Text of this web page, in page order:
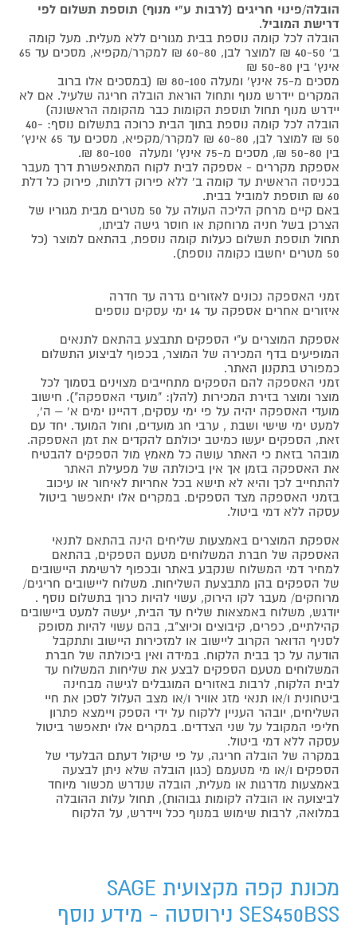
הובלה/פינוי חריגים (לרבות ע"י מנוף) תוספת תשלום לפי
דרישת המוביל.
הובלה לכל קומה נוספת בבית מגורים ללא מעלית. מעל קומה
ב' 40-50 ₪ למוצר לבן, 60-80 ₪ למקרר/מקפיא, מסכים עד 65
אינץ' בין 50-80 ₪
מסכים מ-75 אינץ' ומעלה 80-100 ₪ (במסכים אלו ברוב
המקרים יידרש מנוף ותחול הוראת הובלה חריגה שלעיל. אם לא
יידרש מנוף תחול תוספת הקומות כבר מהקומה הראשונה)
הובלה לכל קומה נוספת בתוך הבית כרוכה בתשלום נוסף: 40-
50 ₪ למוצר לבן, 60-80 ₪ למקרר/מקפיא, מסכים עד 65 אינץ'
בין 50-80 ₪, מסכים מ-75 אינץ' ומעלה 80-100 ₪.
אספקת מקררים - אספקה לבית לקוח המתאפשרת דרך מעבר
בכניסה הראשית עד קומה ב' ללא פירוק דלתות, פירוק כל דלת
60 ₪ תוספת למוביל בבית.
באם קיים מרחק הליכה העולה על 50 מטרים מבית מגוריו של
הצרכן בשל חניה מרוחקת או חוסר גישה לביתו,
תחול תוספת תשלום כעלות קומה נוספת, בהתאם למוצר (כל
50 מטרים יחשבו כקומה נוספת).
זמני האספקה נכונים לאזורים גדרה עד חדרה
איזורים אחרים אספקה עד 14 ימי עסקים נוספים
אספקת המוצרים ע"י הספקים תתבצע בהתאם לתנאים
המופיעים בדף המכירה של המוצר, בכפוף לביצוע התשלום
כמפורט בתקנון האתר.
זמני האספקה להם הספקים מתחייבים מצוינים בסמוך לכל
מוצר ומוצר בזירת המכירות (להלן: "מועדי האספקה"). חישוב
מועדי האספקה יהיה על פי ימי עסקים, דהיינו ימים א' – ה',
למעט ימי שישי ושבת , ערבי חג מועדים, וחול המועד. יחד עם
זאת, הספקים יעשו כמיטב יכולתם להקדים את זמן האספקה.
מובהר בזאת כי האתר עושה כל מאמץ מול הספקים להבטיח
את האספקה בזמן אך אין ביכולתה של מפעילת האתר
להתחייב לכך והיא לא תישא בכל אחריות לאיחור או עיכוב
בזמני האספקה מצד הספקים. במקרים אלו יתאפשר ביטול
עסקה ללא דמי ביטול.
אספקת המוצרים באמצעות שליחים הינה בהתאם לתנאי
האספקה של חברת המשלוחים מטעם הספקים, בהתאם
למחיר דמי המשלוח שנקבע באתר ובכפוף לרשימת היישובים
של הספקים בהן מתבצעת השליחות. משלוח ליישובים חריגים/
מרוחקים/ מעבר לקו הירוק, עשוי להיות כרוך בתשלום נוסף .
יודגש, משלוח באמצאות שליח עד הבית, יעשה למעט ביישובים
קהילתיים, כפרים, קיבוצים וכיוצ"ב, בהם עשוי להיות מסופק
לסניף הדואר הקרוב ליישוב או למזכירות היישוב ותתקבל
הודעה על כך בבית הלקוח. במידה ואין ביכולתה של חברת
המשלוחים מטעם הספקים לבצע את שליחות המשלוח עד
לבית הלקוח, לרבות באזורים המוגבלים לגישה מבחינה
ביטחונית ו/או תנאי מזג אוויר ו/או מצב העלול לסכן את חיי
השליחים, יובהר העניין ללקוח על ידי הספק ויימצא פתרון
חליפי המקובל על שני הצדדים. במקרים אלו יתאפשר ביטול
עסקה ללא דמי ביטול.
במקרה של הובלה חריגה, על פי שיקול דעתם הבלעדי של
הספקים ו/או מי מטעמם (כגון הובלה שלא ניתן לבצעה
באמצעות מדרגות או מעלית, הובלה שנדרש מכשור מיוחד
לביצועה או הובלה לקומות גבוהות), תחול עלות ההובלה
במלואה, לרבות שימוש במנוף ככל ויידרש, על הלקוח
מכונת קפה מקצועית SAGE
SES450BSS נירוסטה - מידע נוסף